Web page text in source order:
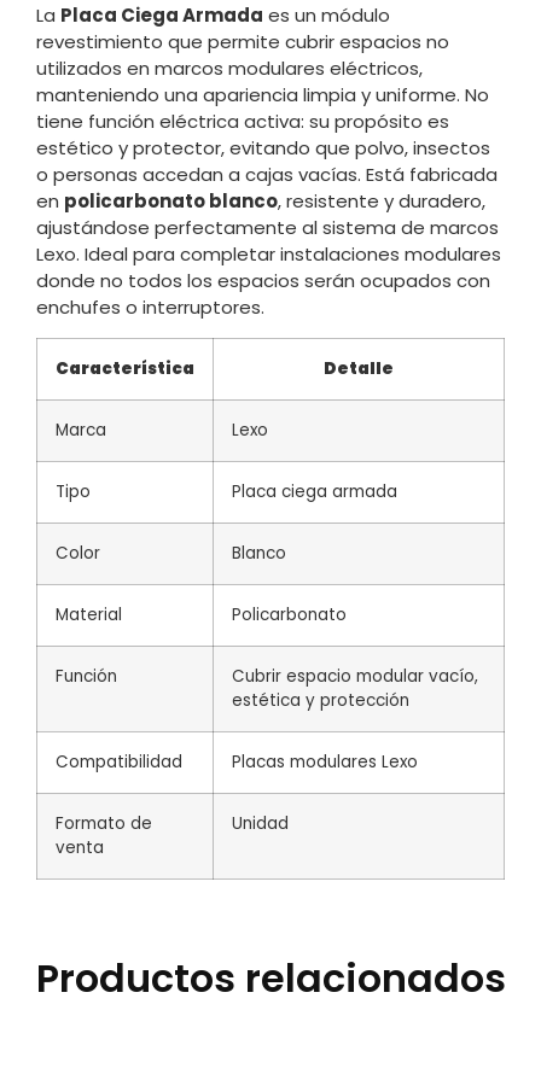
La Placa Ciega Armada es un módulo
revestimiento que permite cubrir espacios no
utilizados en marcos modulares eléctricos,
manteniendo una apariencia limpia y uniforme. No
tiene función eléctrica activa: su propósito es
estético y protector, evitando que polvo, insectos
o personas accedan a cajas vacías. Está fabricada
en policarbonato blanco, resistente y duradero,
ajustándose perfectamente al sistema de marcos
Lexo. Ideal para completar instalaciones modulares
donde no todos los espacios serán ocupados con
enchufes o interruptores.
Característica Detalle
Marca Lexo
Tipo Placa ciega armada
Color Blanco
Material Policarbonato
Función
Cubrir espacio modular vacío,
estética y protección
Compatibilidad Placas modulares Lexo
Formato de
venta
Unidad
Productos relacionados